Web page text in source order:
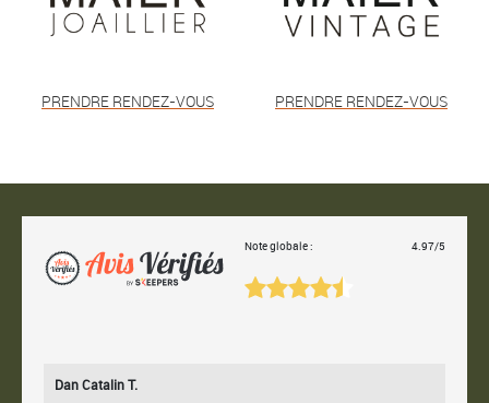
PRENDRE RENDEZ-VOUS PRENDRE RENDEZ-VOUS
Note globale : 4.97/5
Dan Catalin T.